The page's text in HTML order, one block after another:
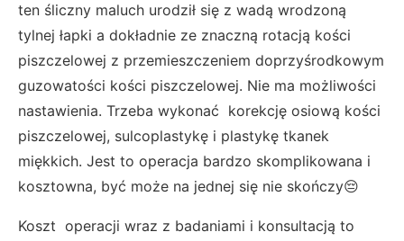
ten śliczny maluch urodził się z wadą wrodzoną
tylnej łapki a dokładnie ze znaczną rotacją kości
piszczelowej z przemieszczeniem doprzyśrodkowym
guzowatości kości piszczelowej. Nie ma możliwości
nastawienia. Trzeba wykonać korekcję osiową kości
piszczelowej, sulcoplastykę i plastykę tkanek
miękkich. Jest to operacja bardzo skomplikowana i
kosztowna, być może na jednej się nie skończy😔
Koszt operacji wraz z badaniami i konsultacją to